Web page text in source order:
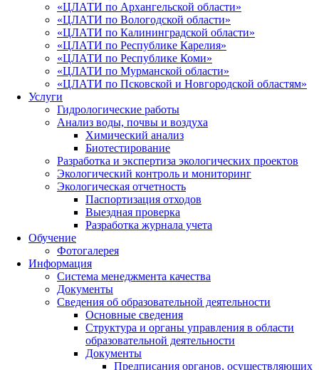
«ЦЛАТИ по Архангельской области»
«ЦЛАТИ по Вологодской области»
«ЦЛАТИ по Калининградской области»
«ЦЛАТИ по Республике Карелия»
«ЦЛАТИ по Республике Коми»
«ЦЛАТИ по Мурманской области»
«ЦЛАТИ по Псковской и Новгородской областям»
Услуги
Гидрологические работы
Анализ воды, почвы и воздуха
Химический анализ
Биотестирование
Разработка и экспертиза экологических проектов
Экологический контроль и мониторинг
Экологическая отчетность
Паспортизация отходов
Выездная проверка
Разработка журнала учета
Обучение
Фотогалерея
Информация
Система менеджмента качества
Документы
Сведения об образовательной деятельности
Основные сведения
Структура и органы управления в области
образовательной деятельности
Документы
Предписания органов, осуществляющих